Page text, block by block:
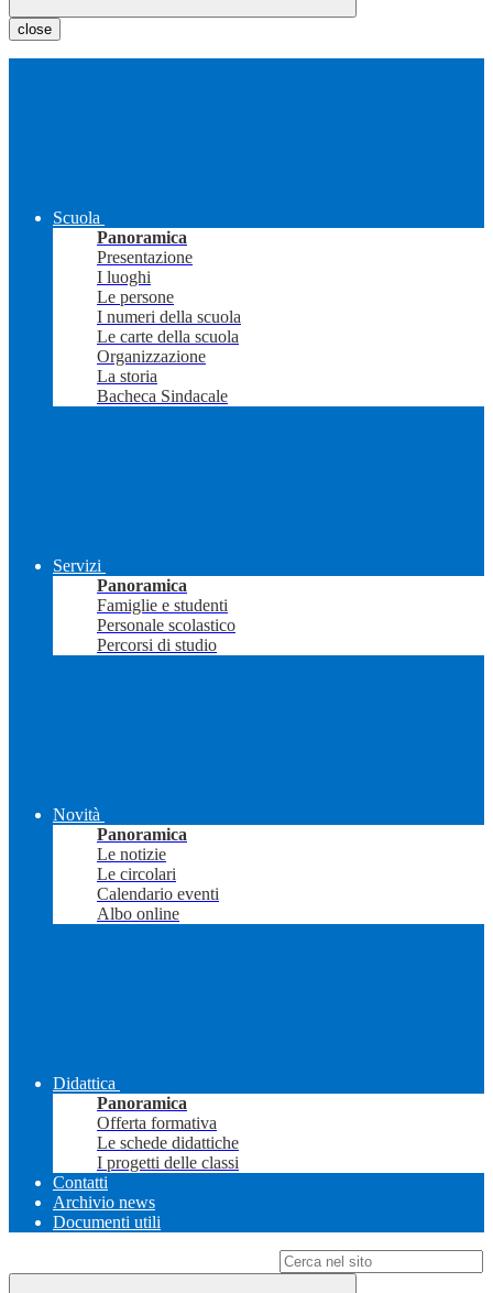
close
Scuola
Panoramica
Presentazione
I luoghi
Le persone
I numeri della scuola
Le carte della scuola
Organizzazione
La storia
Bacheca Sindacale
Servizi
Panoramica
Famiglie e studenti
Personale scolastico
Percorsi di studio
Novità
Panoramica
Le notizie
Le circolari
Calendario eventi
Albo online
Didattica
Panoramica
Offerta formativa
Le schede didattiche
I progetti delle classi
Contatti
Archivio news
Documenti utili